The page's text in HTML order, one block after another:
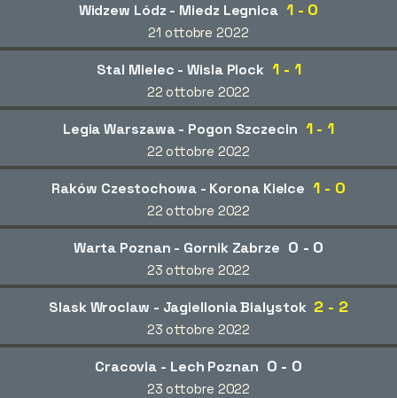
Widzew Lódz - Miedz Legnica 1 - 0
21 ottobre 2022
Stal Mielec - Wisla Plock 1 - 1
22 ottobre 2022
Legia Warszawa - Pogon Szczecin 1 - 1
22 ottobre 2022
Raków Czestochowa - Korona Kielce 1 - 0
22 ottobre 2022
Warta Poznan - Gornik Zabrze 0 - 0
23 ottobre 2022
Slask Wroclaw - Jagiellonia Bialystok 2 - 2
23 ottobre 2022
Cracovia - Lech Poznan 0 - 0
23 ottobre 2022